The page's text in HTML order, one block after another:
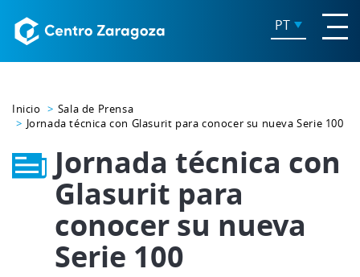
PT
Inicio
Sala de Prensa
Jornada técnica con Glasurit para conocer su nueva Serie 100
Jornada técnica con
Glasurit para
conocer su nueva
Serie 100